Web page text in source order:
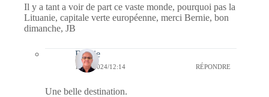
Il y a tant a voir de part ce vaste monde, pourquoi pas la
Lituanie, capitale verte européenne, merci Bernie, bon
dimanche, JB
Bernie
17/11/2024/12:14 RÉPONDRE
Une belle destination.